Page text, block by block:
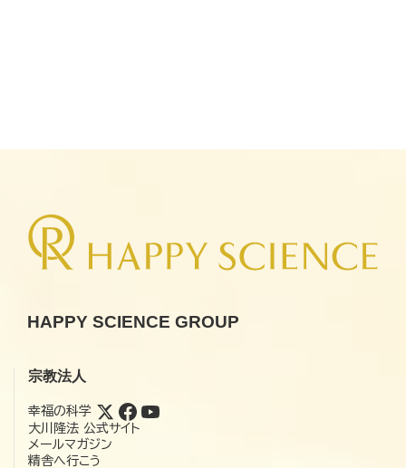
HAPPY SCIENCE GROUP
宗教法人
幸福の科学
大川隆法 公式サイト
メールマガジン
精舎へ行こう